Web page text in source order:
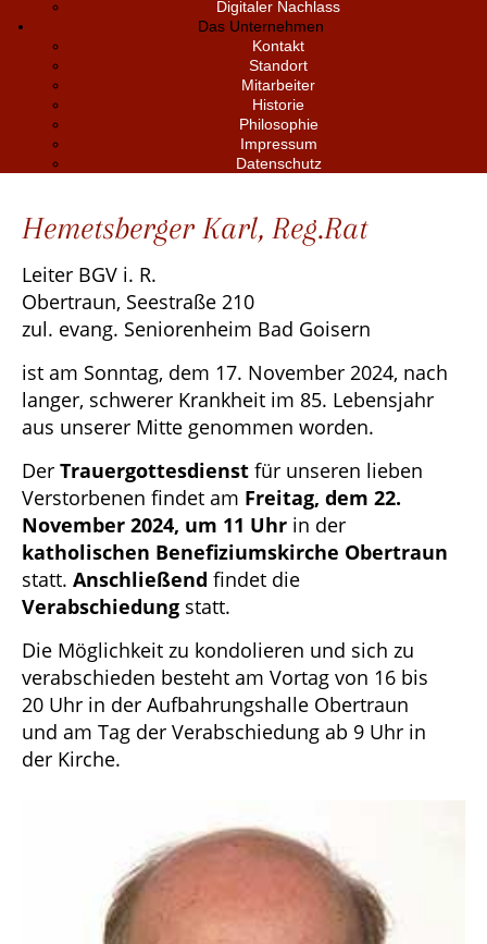
Digitaler Nachlass
Das Unternehmen
Kontakt
Standort
Mitarbeiter
Historie
Philosophie
Impressum
Datenschutz
Hemetsberger Karl, Reg.Rat
Leiter BGV i. R.
Obertraun, Seestraße 210
zul. evang. Seniorenheim Bad Goisern
ist am Sonntag, dem 17. November 2024, nach
langer, schwerer Krankheit im 85. Lebensjahr
aus unserer Mitte genommen worden.
Der Trauergottesdienst für unseren lieben
Verstorbenen findet am Freitag, dem 22.
November 2024, um 11 Uhr in der
katholischen Benefiziumskirche Obertraun
statt. Anschließend findet die
Verabschiedung statt.
Die Möglichkeit zu kondolieren und sich zu
verabschieden besteht am Vortag von 16 bis
20 Uhr in der Aufbahrungshalle Obertraun
und am Tag der Verabschiedung ab 9 Uhr in
der Kirche.